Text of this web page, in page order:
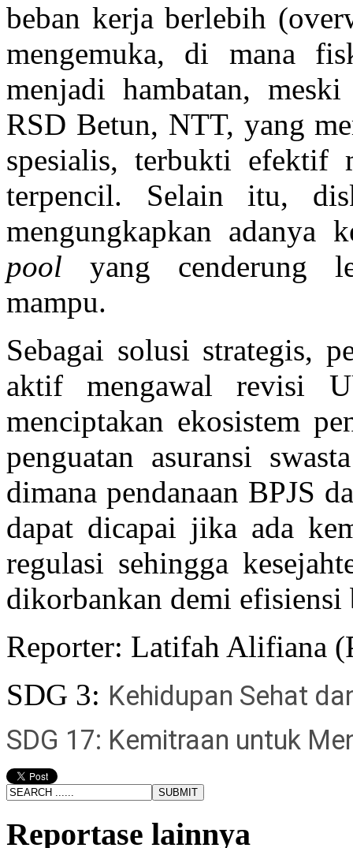
beban kerja berlebih
mengemuka, di mana
menjadi hambatan,
RSD Betun, NTT, yang
spesialis, terbukti efektif
terpencil. Selain itu,
mengungkapkan adanya
pool yang cenderung
mampu.
Sebagai solusi strategis,
aktif mengawal revisi
menciptakan ekosistem
penguatan asuransi
dimana pendanaan BPJS
dapat dicapai jika ada
regulasi sehingga
dikorbankan demi efisiensi
Reporter: Latifah Alifiana
SDG 3: Kehidupan Sehat
SDG 17: Kemitraan untuk
Reportase lainnya